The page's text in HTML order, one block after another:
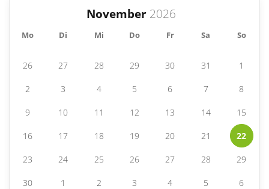
November
Mo Di Mi Do Fr Sa So
26 27 28 29 30 31 1
2 3 4 5 6 7 8
9 10 11 12 13 14 15
16 17 18 19 20 21 22
23 24 25 26 27 28 29
30 1 2 3 4 5 6